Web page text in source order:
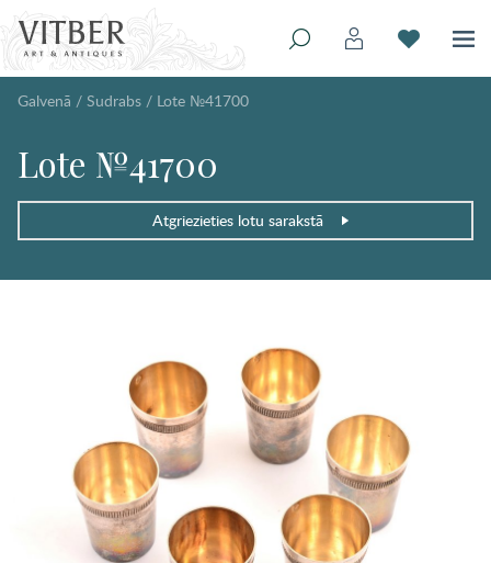
Galvenā / Sudrabs / Lote №41700
Lote №41700
Atgriezieties lotu sarakstā